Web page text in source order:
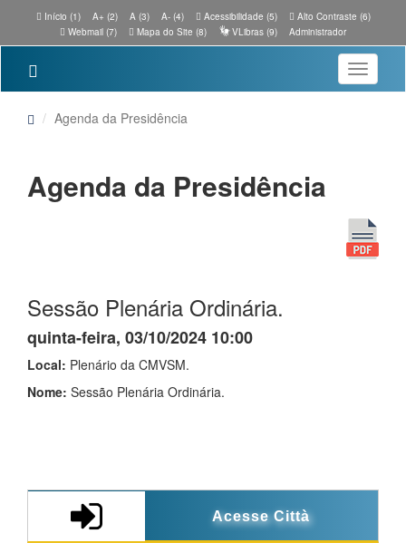
Início (1) A+ (2) A (3) A- (4) Acessibilidade (5)
Alto Contraste (6)
Webmail (7)
Mapa do Site (8) VLibras (9) Administrador
Toggle
Agenda da Presidência
Agenda da Presidência
Sessão Plenária Ordinária.
quinta-feira, 03/10/2024 10:00
Local: Plenário da CMVSM.
Nome: Sessão Plenária Ordinária.
Acesse Città